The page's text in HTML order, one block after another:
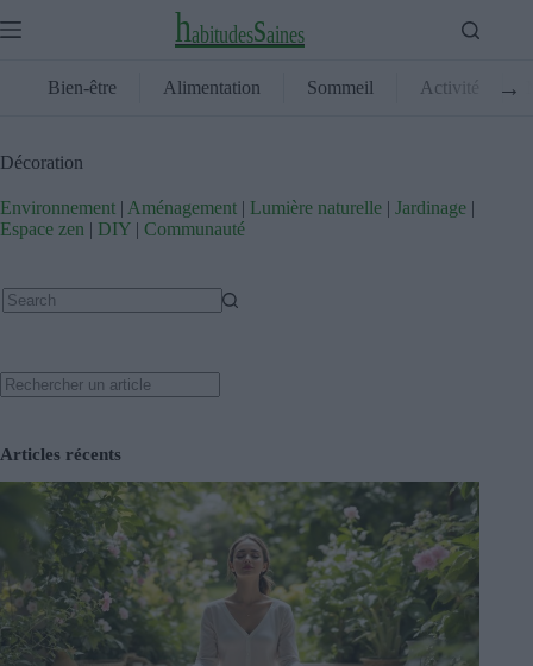
to
habitudessaines
Bien-être Alimentation Sommeil Activité →
Décoration
Environnement | Aménagement | Lumière naturelle | Jardinage |
Espace zen | DIY | Communauté
Search
Articles récents